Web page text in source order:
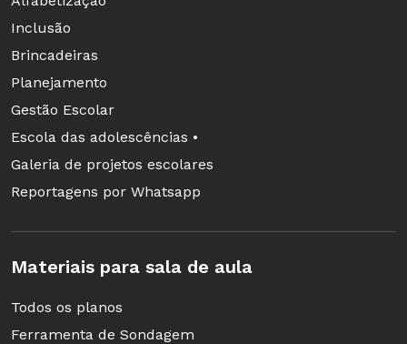
Inclusão
Brincadeiras
Planejamento
Gestão Escolar
Escola das adolescências •
Galeria de projetos escolares
Reportagens por Whatsapp
Materiais para sala de aula
Todos os planos
Ferramenta de Sondagem